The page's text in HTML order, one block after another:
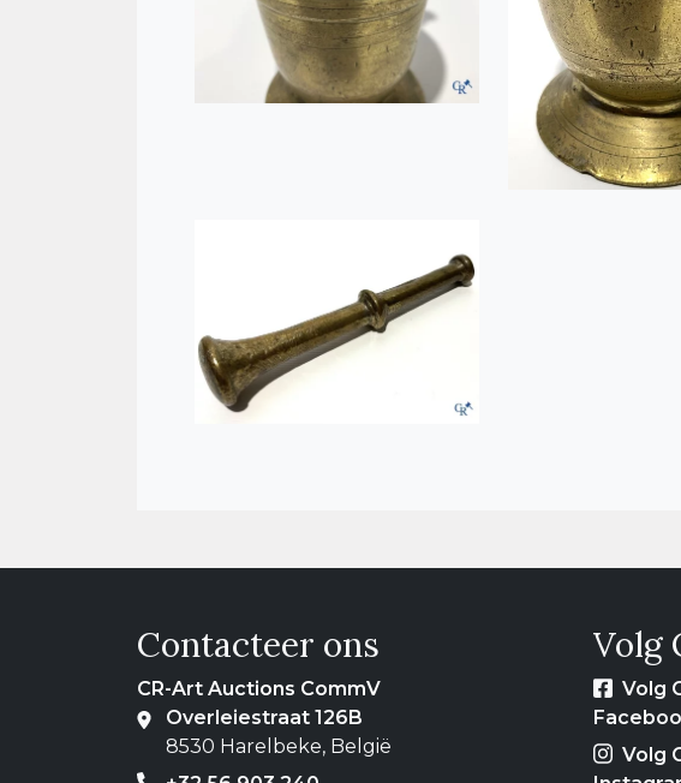
Contacteer ons
CR-Art Auctions CommV
Overleiestraat 126B
8530 Harelbeke, België
Volg
Volg
Volg